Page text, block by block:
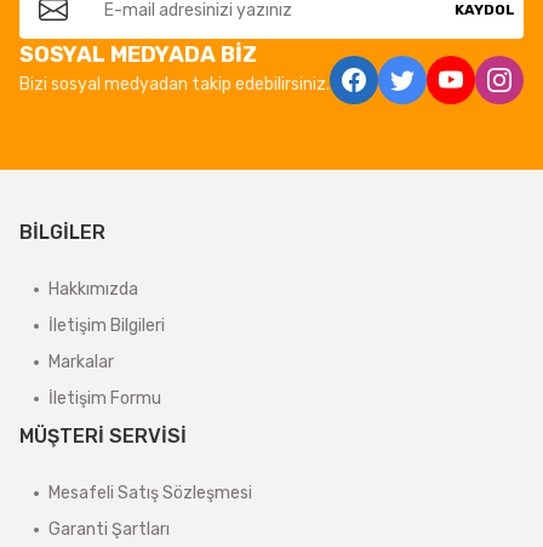
KAYDOL
SOSYAL MEDYADA BİZ
Bizi sosyal medyadan takip edebilirsiniz.
BİLGİLER
Hakkımızda
İletişim Bilgileri
Markalar
İletişim Formu
MÜŞTERİ SERVİSİ
Mesafeli Satış Sözleşmesi
Garanti Şartları